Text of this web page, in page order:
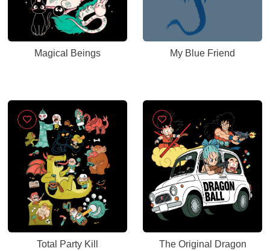
Magical Beings My Blue Friend
Total Party Kill
The Original Dragon